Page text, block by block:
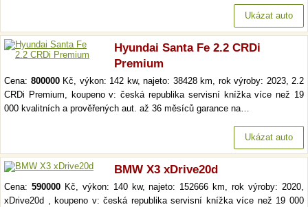
Ukázat auto
Hyundai Santa Fe 2.2 CRDi
Premium
Cena: 800000Kč, výkon: 142 kw, najeto: 38428 km, rok výroby: 2023, 2.2
CRDi Premium, koupeno v: česká republika servisní knížka více než 19
000 kvalitních a prověřených aut. až 36 měsíců garance na…
Ukázat auto
BMW X3 xDrive20d
Cena: 590000Kč, výkon: 140 kw, najeto: 152666 km, rok výroby: 2020,
xDrive20d , koupeno v: česká republika servisní knížka více než 19 000